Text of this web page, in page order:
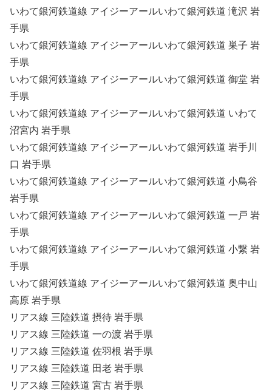
いわて銀河鉄道線 アイジーアールいわて銀河鉄道 滝沢 岩
手県
いわて銀河鉄道線 アイジーアールいわて銀河鉄道 巣子 岩
手県
いわて銀河鉄道線 アイジーアールいわて銀河鉄道 御堂 岩
手県
いわて銀河鉄道線 アイジーアールいわて銀河鉄道 いわて
沼宮内 岩手県
いわて銀河鉄道線 アイジーアールいわて銀河鉄道 岩手川
口 岩手県
いわて銀河鉄道線 アイジーアールいわて銀河鉄道 小鳥谷
岩手県
いわて銀河鉄道線 アイジーアールいわて銀河鉄道 一戸 岩
手県
いわて銀河鉄道線 アイジーアールいわて銀河鉄道 小繋 岩
手県
いわて銀河鉄道線 アイジーアールいわて銀河鉄道 奥中山
高原 岩手県
リアス線 三陸鉄道 摂待 岩手県
リアス線 三陸鉄道 一の渡 岩手県
リアス線 三陸鉄道 佐羽根 岩手県
リアス線 三陸鉄道 田老 岩手県
リアス線 三陸鉄道 宮古 岩手県